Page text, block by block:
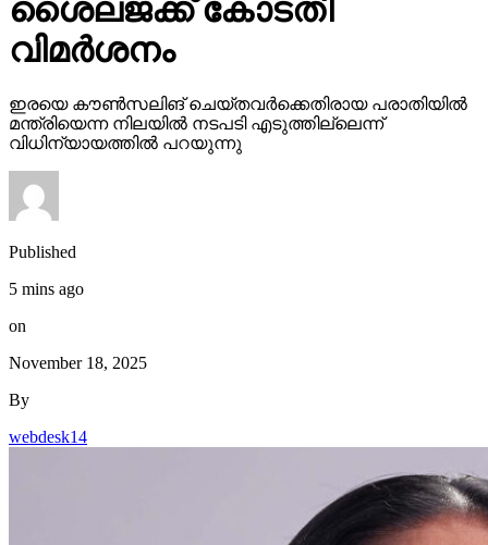
Published
5 mins ago
on
November 18, 2025
By
webdesk14